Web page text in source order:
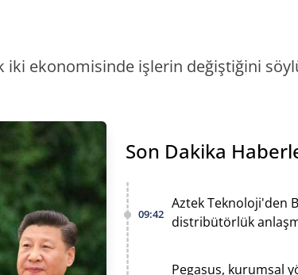
iki ekonomisinde işlerin değiştiğini
Son Dakika
09:42
Aztek Teknoloji'den
distribütörlük
Pegasus, kurumsal